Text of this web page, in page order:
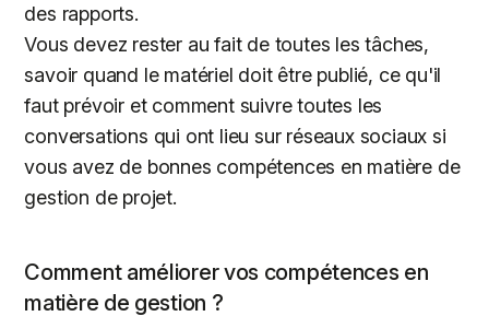
des rapports.
Vous devez rester au fait de toutes les tâches,
savoir quand le matériel doit être publié, ce qu'il
faut prévoir et comment suivre toutes les
conversations qui ont lieu sur réseaux sociaux si
vous avez de bonnes compétences en matière de
gestion de projet.
Comment améliorer vos compétences en
matière de gestion ?